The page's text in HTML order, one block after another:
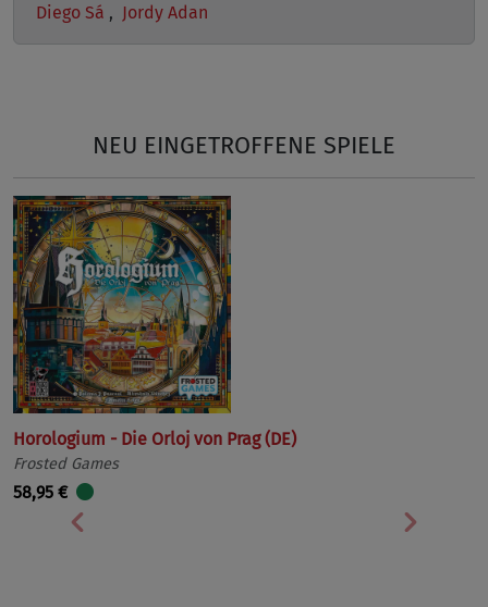
Diego Sá , Jordy Adan
NEU EINGETROFFENE SPIELE
Horologium - Die Orloj von Prag (DE)
Frosted Games
58,95 €
Vorherige